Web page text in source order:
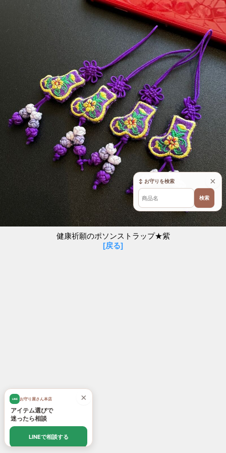
健康祈願のポソンストラップ★紫
[戻る]
×
LINE お守り屋さん本店
アイテム選びで
迷ったら相談
LINEで相談する
×
↕ お守りを検索
検索